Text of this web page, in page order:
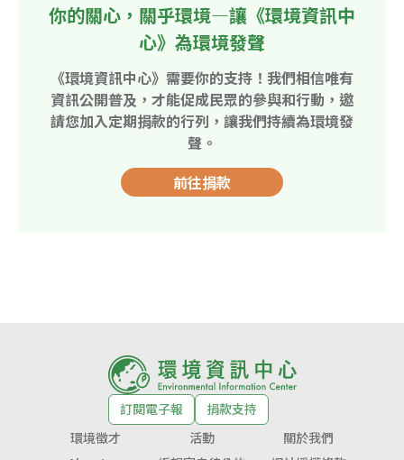
你的關心，關乎環境—讓《環境資訊中
心》為環境發聲
《環境資訊中心》需要你的支持！我們相信唯有
資訊公開普及，才能促成民眾的參與和行動，邀
請您加入定期捐款的行列，讓我們持續為環境發
聲。
前往捐款
訂閱電子報
捐款支持
環境徵才
活動
關於我們